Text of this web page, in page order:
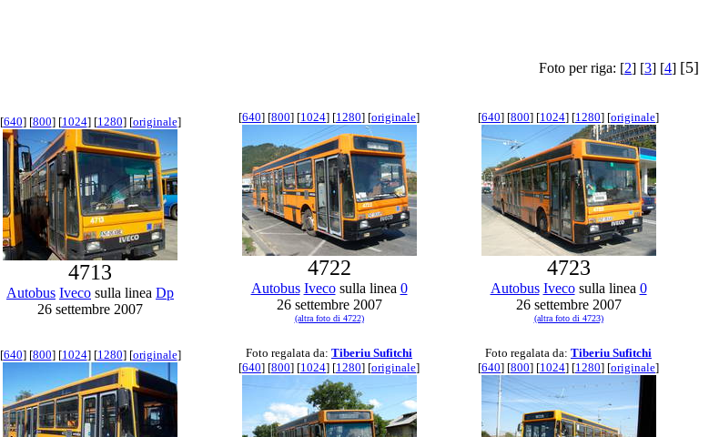
Foto per riga: [2] [3] [4] [5]
[640] [800] [1024] [1280] [originale]
4713
Autobus Iveco sulla linea Dp
26 settembre 2007
[640] [800] [1024] [1280] [originale]
4722
Autobus Ivecosulla linea 0
26 settembre 2007
(altra foto di 4722)
[640] [800] [1024] [1280] [originale]
4723
Autobus Ivecosulla linea 0
26 settembre 2007
(altra foto di 4723)
[640] [800] [1024] [1280] [originale] Foto regalata da: Tiberiu Sufitchi
[640] [800] [1024] [1280] [originale]
Foto regalata da: Tiberiu Sufitchi
[640] [800] [1024] [1280] [originale]